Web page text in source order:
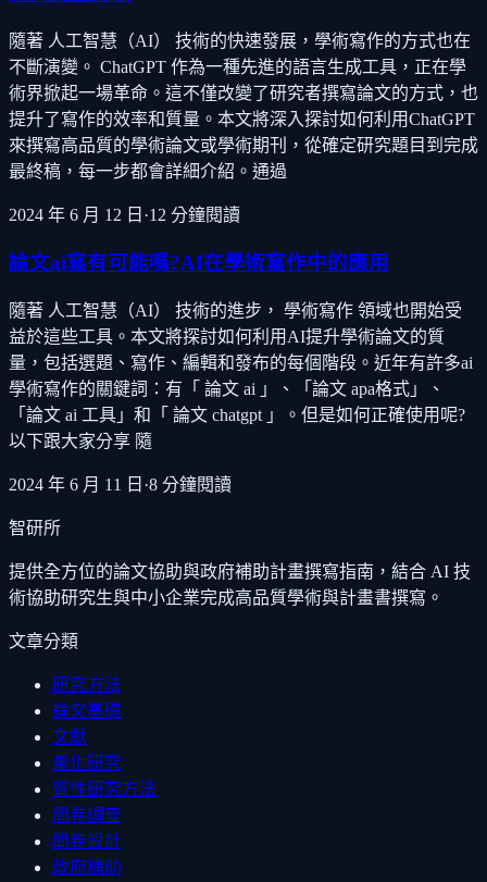
隨著 人工智慧（AI） 技術的快速發展，學術寫作的方式也在
不斷演變。 ChatGPT 作為一種先進的語言生成工具，正在學
術界掀起一場革命。這不僅改變了研究者撰寫論文的方式，也
提升了寫作的效率和質量。本文將深入探討如何利用ChatGPT
來撰寫高品質的學術論文或學術期刊，從確定研究題目到完成
最終稿，每一步都會詳細介紹。通過
2024 年 6 月 12 日 ·12 分鐘閱讀
論文ai寫有可能嗎?AI在學術寫作中的應用
隨著 人工智慧（AI） 技術的進步， 學術寫作 領域也開始受
益於這些工具。本文將探討如何利用AI提升學術論文的質
量，包括選題、寫作、編輯和發布的每個階段。近年有許多ai
學術寫作的關鍵詞：有「 論文 ai 」、「論文 apa格式」、
「論文 ai 工具」和「 論文 chatgpt 」。但是如何正確使用呢?
以下跟大家分享 隨
2024 年 6 月 11 日 ·8 分鐘閱讀
智研所
提供全方位的論文協助與政府補助計畫撰寫指南，結合 AI 技
術協助研究生與中小企業完成高品質學術與計畫書撰寫。
文章分類
研究方法
論文基礎
文獻
量化研究
質性研究方法
問卷調查
問卷設計
政府補助